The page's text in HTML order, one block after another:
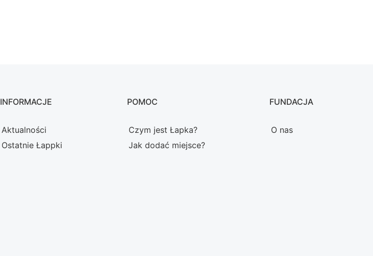
INFORMACJE
Aktualności
Ostatnie Łappki
POMOC
Czym jest Łapka?
Jak dodać miejsce?
FUNDACJA
O nas